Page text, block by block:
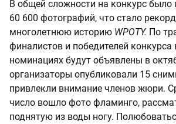
В общей сложности на конкурс было
60 600 фотографий, что стало
многолетнюю историю WPOTY. По
финалистов и победителей конкурса
номинациях будут объявлены в
организаторы опубликовали 15
привлекли внимание членов жюри.
число вошло фото фламинго,
поднятую из воды ногу.